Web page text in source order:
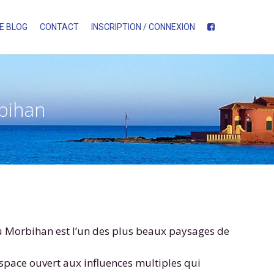
BLOG CONTACT INSCRIPTION / CONNEXION
est l’un des plus beaux paysages de
ouvert aux influences multiples qui